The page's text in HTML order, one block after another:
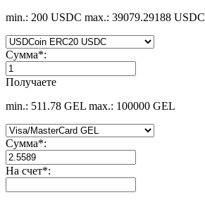
min.: 200 USDC max.: 39079.29188 USDC
Сумма*:
Получаете
min.: 511.78 GEL max.: 100000 GEL
Сумма*:
На счет*: